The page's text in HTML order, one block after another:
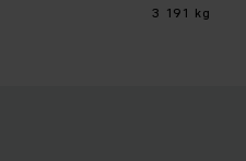
3 191 kg